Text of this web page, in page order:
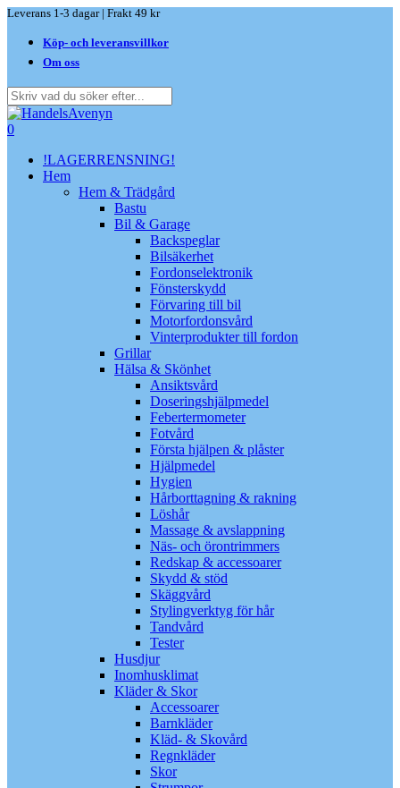
Skip
main
content
Leverans 1-3 dagar | Frakt 49 kr
Köp- och leveransvillkor
Om oss
Close
Search
search
0
!LAGERRENSNING!
Hem
Hem & Trädgård
Bastu
Bil & Garage
Backspeglar
Bilsäkerhet
Fordonselektronik
Fönsterskydd
Förvaring till bil
Motorfordonsvård
Vinterprodukter till fordon
Grillar
Hälsa & Skönhet
Ansiktsvård
Doseringshjälpmedel
Febertermometer
Fotvård
Första hjälpen & plåster
Hjälpmedel
Hygien
Hårborttagning & rakning
Löshår
Massage & avslappning
Näs- och örontrimmers
Redskap & accessoarer
Skydd & stöd
Skäggvård
Stylingverktyg för hår
Tandvård
Tester
Husdjur
Inomhusklimat
Kläder & Skor
Accessoarer
Barnkläder
Kläd- & Skovård
Regnkläder
Skor